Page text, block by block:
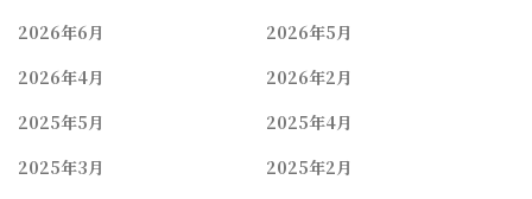
2026年6月
2026年5月
2026年4月
2026年2月
2025年5月
2025年4月
2025年3月
2025年2月